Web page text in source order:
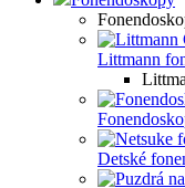
Littmann
Detské